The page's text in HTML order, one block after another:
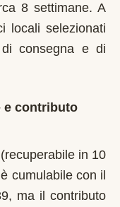
8 settimane. A
locali selezionati
consegna e di
e contributo
in 10
cumulabile con il
ma il contributo